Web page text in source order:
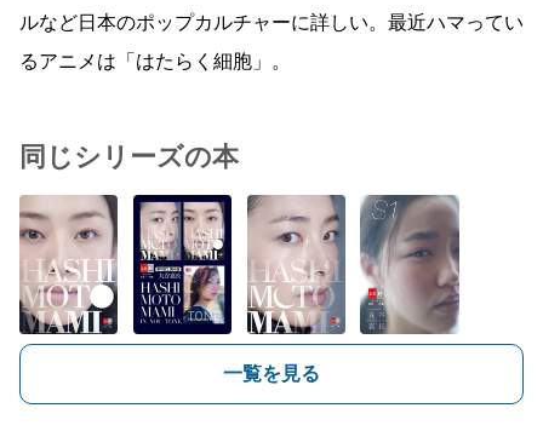
ルなど日本のポップカルチャーに詳しい。最近ハマってい
るアニメは「はたらく細胞」。
同じシリーズの本
一覧を見る